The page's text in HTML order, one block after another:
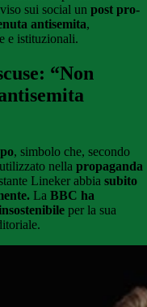
sui social un post pro-
antisemita,
e istituzionali.
“Non
, simbolo che, secondo
nella propaganda
Lineker abbia subito
La BBC ha
per la sua